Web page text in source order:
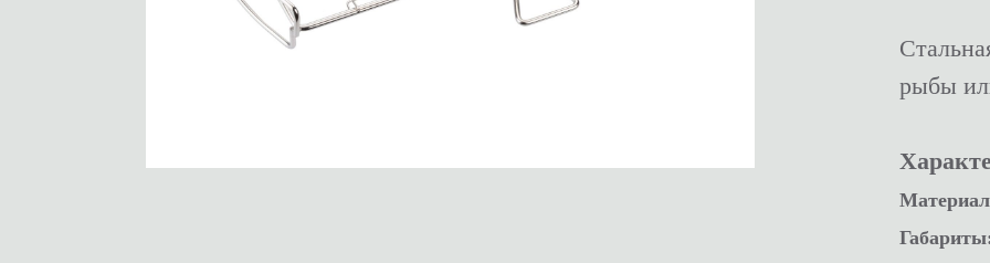
рыбы